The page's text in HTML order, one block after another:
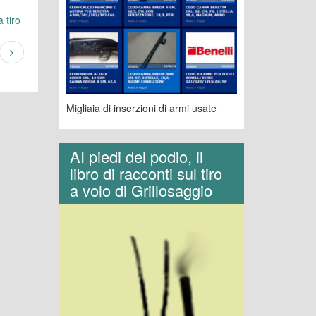
tiro
Migliaia di inserzioni di armi usate
AI piedi del podio, il
libro di racconti sul tiro
a volo di Grillosaggio